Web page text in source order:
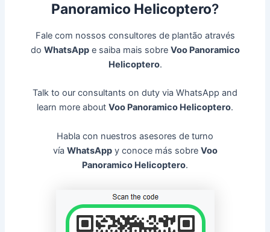
Panoramico Helicoptero?
Fale com nossos consultores de plantão através
do WhatsAppe saiba mais sobre Voo Panoramico
Helicoptero.
Talk to our consultants on duty via WhatsApp and
learn more about Voo Panoramico Helicoptero.
Habla con nuestros asesores de turno
vía WhatsAppy conoce más sobre Voo
Panoramico Helicoptero.